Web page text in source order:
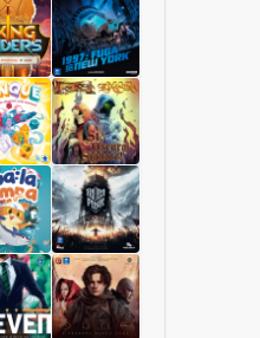
Il
Regno
dei
Funghi
1997:
Fuga
da
New
York
Sì,
Oscuro
Signore
Luxastra
Frostpunk